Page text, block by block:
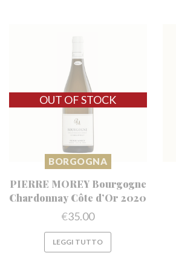
BORGOGNA
PIERRE MOREY Bourgogne
Chardonnay Côte d’Or 2020
€35.00
LEGGI TUTTO